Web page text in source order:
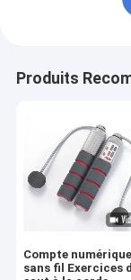
Produits
Compte numérique
sans fil Exercices